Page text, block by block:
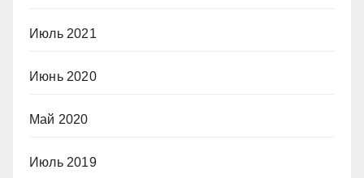
Июль 2021
Июнь 2020
Май 2020
Июль 2019